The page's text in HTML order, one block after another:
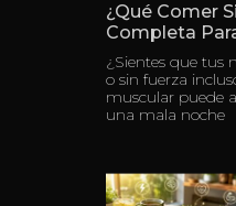
¿Qué Comer
Completa
¿Sientes que tus
o sin fuerza
muscular puede
una mala noche